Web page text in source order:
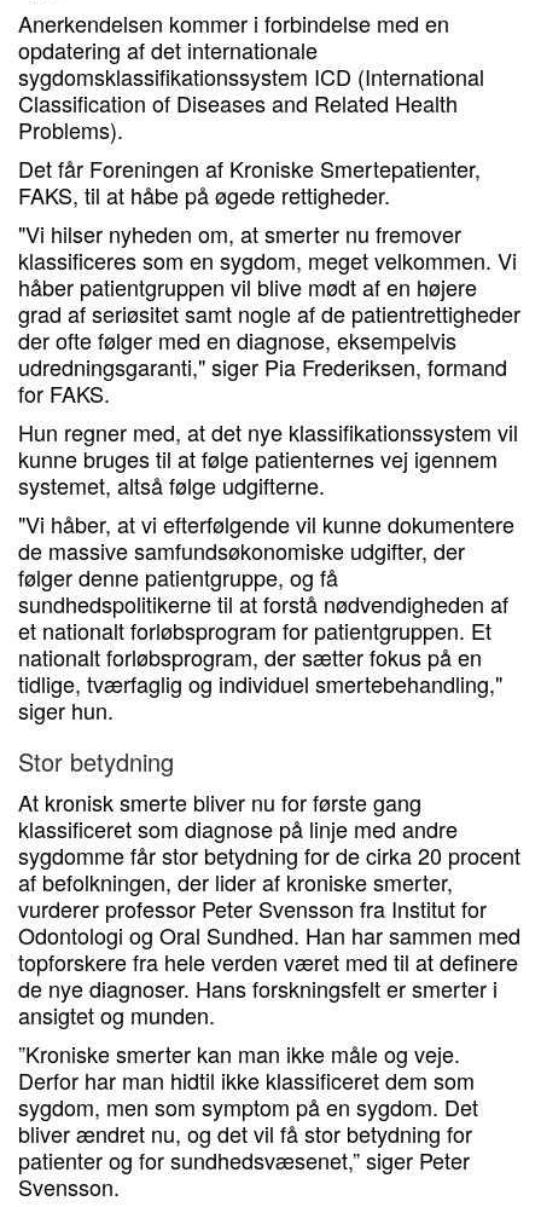
Anerkendelsen kommer i forbindelse med en
opdatering af det internationale
sygdomsklassifikationssystem ICD (International
Classification of Diseases and Related Health
Problems).
Det får Foreningen af Kroniske Smertepatienter,
FAKS, til at håbe på øgede rettigheder.
"Vi hilser nyheden om, at smerter nu fremover
klassificeres som en sygdom, meget velkommen. Vi
håber patientgruppen vil blive mødt af en højere
grad af seriøsitet samt nogle af de patientrettigheder
der ofte følger med en diagnose, eksempelvis
udredningsgaranti," siger Pia Frederiksen, formand
for FAKS.
Hun regner med, at det nye klassifikationssystem vil
kunne bruges til at følge patienternes vej igennem
systemet, altså følge udgifterne.
"Vi håber, at vi efterfølgende vil kunne dokumentere
de massive samfundsøkonomiske udgifter, der
følger denne patientgruppe, og få
sundhedspolitikerne til at forstå nødvendigheden af
et nationalt forløbsprogram for patientgruppen. Et
nationalt forløbsprogram, der sætter fokus på en
tidlige, tværfaglig og individuel smertebehandling,"
siger hun.
Stor betydning
At kronisk smerte bliver nu for første gang
klassificeret som diagnose på linje med andre
sygdomme får stor betydning for de cirka 20 procent
af befolkningen, der lider af kroniske smerter,
vurderer professor Peter Svensson fra Institut for
Odontologi og Oral Sundhed. Han har sammen med
topforskere fra hele verden været med til at definere
de nye diagnoser. Hans forskningsfelt er smerter i
ansigtet og munden.
”Kroniske smerter kan man ikke måle og veje.
Derfor har man hidtil ikke klassificeret dem som
sygdom, men som symptom på en sygdom. Det
bliver ændret nu, og det vil få stor betydning for
patienter og for sundhedsvæsenet,” siger Peter
Svensson.